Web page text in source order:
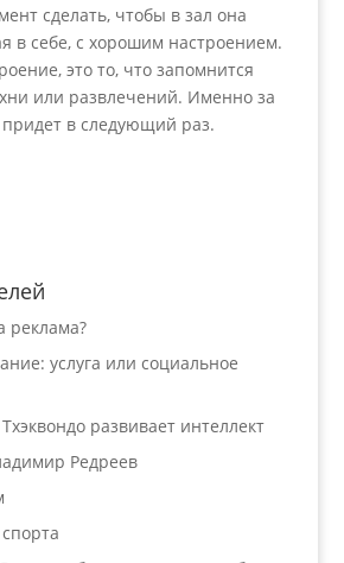
сделать, чтобы в зал она
в себе, с хорошим настроением.
это то, что запомнится
или развлечений. Именно за
в следующий раз.
реклама?
услуга или социальное
развивает интеллект
Редреев